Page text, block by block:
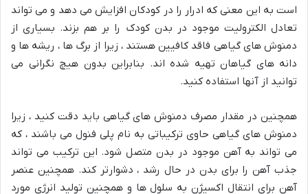
است به این معنی که ادرار را در کودکان افزایش می دهد و می تواند
تعادل الکترولیت موجود در بدن کودک را بر هم بزند. بسیاری از
دمنوش های گیاهی فاقد کافیین هستند ، زیرا از برگ ها ، ریشه ها و
دانه های گیاهان تهیه شده اند. بنابراین بدون هیچ نگرانی می
توانید از آنها استفاده کنید.
همچنین در مقدار مصرف دمنوش های گیاهی باید دقت کنید ، زیرا
دمنوش های گیاهی حاوی ترکیباتی به نام پلی فنول می باشند ، که
می تواند به آهن موجود در بدن متصل شود. این ترکیب می تواند
جذب آهن را برای بدن در حال رشد ، دشوارتر کند. همچنین عنصر
آهن برای انتقال اکسیژن به سلول ها و همچنین تولید انرژی مورد